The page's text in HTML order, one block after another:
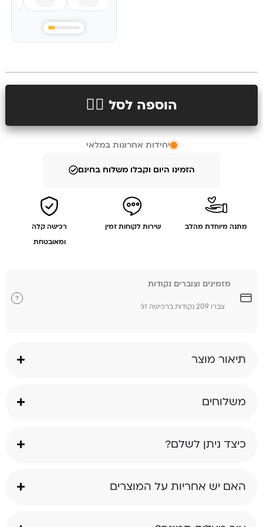
הוספה לסל 👉🏻
יחידות אחרונות במלאי
הזמינו היום וקבלו משלוח בחינם
מתנה מיוחדת מהלב שירות לקוחות זמין
רכישה קלה
ומאובטחת
מזמינים וצוברים נקודות
צברו 209 נקודות ברכישה זו!
?
תיאור מוצר
משלוחים
כיצד ניתן לשלם?
האם יש אחריות על המוצרים